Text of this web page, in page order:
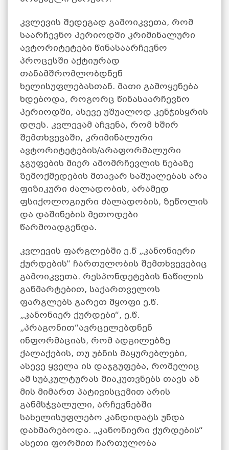
კვლევის შედეგად გამოიკვეთა, რომ
საარჩევნო პერიოდში კრიმინალური
ავტორიტეტები წინასაარჩევნო
პროცესში აქტიურად
თანამშრომლობდნენ
ხელისუფლებასთან. მათი გამოყენება
ხდებოდა, როგორც წინასაარჩევნო
პერიოდში, ასევე უშუალოდ კენჭისყრის
დღეს. კვლევამ აჩვენა, რომ ხშირ
შემთხვევაში, კრიმინალური
ავტორიტეტების/არაფორმალური
ჯგუფების მიერ ამომრჩევლის ნებაზე
ზემოქმედების მთავარ საშუალებას არა
ფიზიკური ძალადობის, არამედ
ფსიქოლოგიური ძალადობის, ზეწოლის
და დაშინების მეთოდები
წარმოადგენდა.
კვლევის ფარგლებში ე.წ „კანონიერი
ქურდების“ ჩართულობის შემთხვევებიც
გამოიკვეთა. რესპონდეტების ნაწილის
განმარტებით, საქართველოს
ფარგლებს გარეთ მყოფი ე.წ.
„კანონიერ ქურდები“, ე.წ.
„პრაგონით“ავრცელებდნენ
ინფორმაციას, რომ ადგილებზე
ქალაქების, თუ უბნის მაყურებლები,
ასევე ყველა ის დაჯგუფება, რომელიც
ამ სუბკულტურას მიაკუთვნებს თავს ან
მის მიმართ პატივისცემით არის
განმსჭვალული, არჩევნებში
სახელისუფლებო კანდიდატს უნდა
დახმარებოდა. „კანონიერი ქურდების“
ასეთი ფორმით ჩართულობა